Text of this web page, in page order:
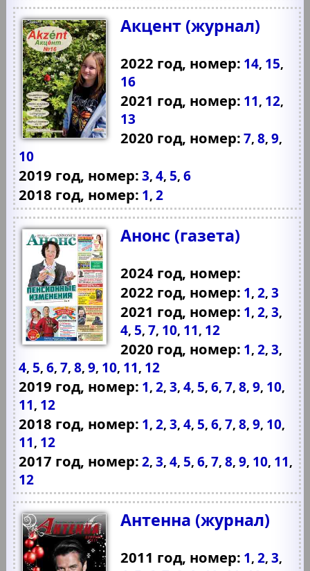
Акцент (журнал)
2022 год, номер: 14, 15,
16
2021 год, номер: 11, 12,
13
2020 год, номер: 7,8,9,
10
2019 год, номер: 3,4, 5,6
2018 год, номер: 1,2
Анонс (газета)
2024 год, номер:
2022 год, номер: 1,2,3
2021 год, номер: 1,2,3,
4, 5,7, 10, 11, 12
2020 год, номер: 1,2,3,
4, 5,6,7,8,9, 10, 11, 12
2019 год, номер: 1,2,3,4, 5,6,7,8,9, 10,
11, 12
2018 год, номер: 1,2,3,4, 5,6,7,8,9, 10,
11, 12
2017 год, номер: 2,3,4, 5,6,7,8,9, 10, 11,
12
Антенна (журнал)
2011 год, номер: 1,2,3,